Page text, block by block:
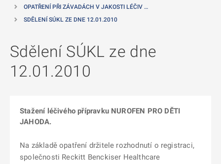
OPATŘENÍ PŘI ZÁVADÁCH V JAKOSTI LÉČIV …
SDĚLENÍ SÚKL ZE DNE 12.01.2010
Sdělení SÚKL ze dne
12.01.2010
Stažení léčivého přípravku NUROFEN PRO DĚTI
JAHODA.
Na základě opatření držitele rozhodnutí o registraci,
společnosti Reckitt Benckiser Healthcare